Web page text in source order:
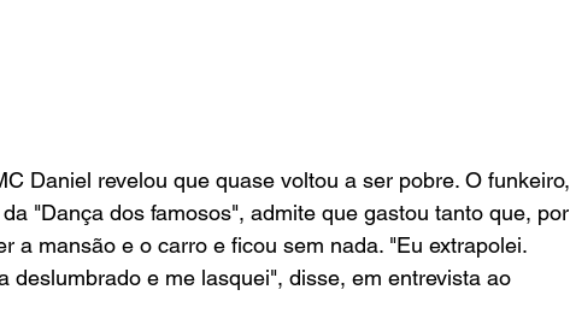
Daniel revelou que quase voltou a ser pobre. O funkeiro,
"Dança dos famosos", admite que gastou tanto que, por
a mansão e o carro e ficou sem nada. "Eu extrapolei.
deslumbrado e me lasquei", disse, em entrevista ao